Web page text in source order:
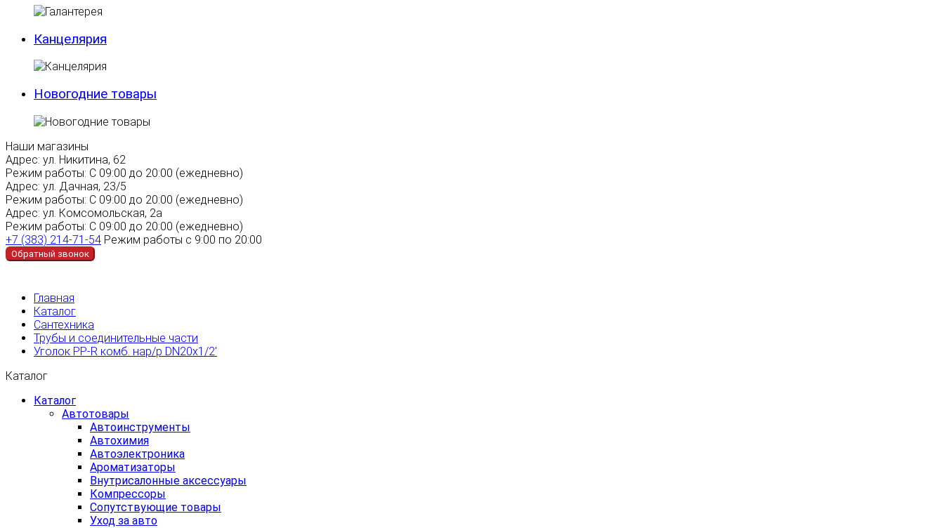
Канцелярия
Новогодние товары
Наши магазины
Адрес: ул. Никитина, 62
Режим работы: С 09:00 до 20:00 (ежедневно)
Адрес: ул. Дачная, 23/5
Режим работы: С 09:00 до 20:00 (ежедневно)
Адрес: ул. Комсомольская, 2а
Режим работы: С 09:00 до 20:00 (ежедневно)
+7 (383) 214-71-54 Режим работы с 9:00 по 20:00
Обратный звонок
Главная
Каталог
Сантехника
Трубы и соединительные части
Уголок PP-R комб. нар/р DN20х1/2'
Каталог
Каталог
Автотовары
Автоинструменты
Автохимия
Автоэлектроника
Ароматизаторы
Внутрисалонные аксессуары
Компрессоры
Сопутствующие товары
Уход за авто